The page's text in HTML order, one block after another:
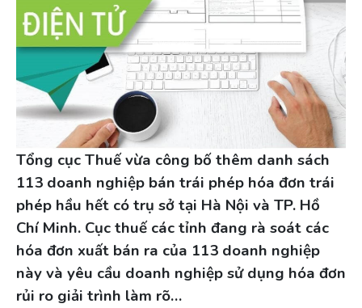
Tổng cục Thuế vừa công bố thêm danh sách
113 doanh nghiệp bán trái phép hóa đơn trái
phép hầu hết có trụ sở tại Hà Nội và TP. Hồ
Chí Minh. Cục thuế các tỉnh đang rà soát các
hóa đơn xuất bán ra của 113 doanh nghiệp
này và yêu cầu doanh nghiệp sử dụng hóa đơn
rủi ro giải trình làm rõ…